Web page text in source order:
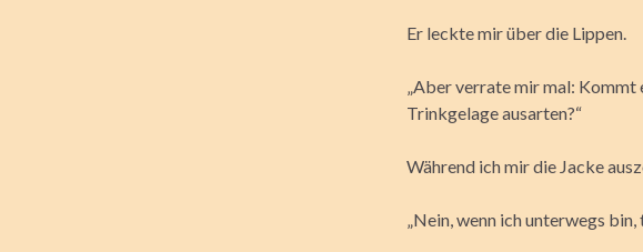
Er leckte mir über die Lippen.
„Aber verrate mir mal: Kommt
Trinkgelage ausarten?“
Während ich mir die Jacke
„Nein, wenn ich unterwegs